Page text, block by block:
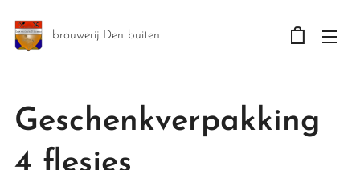
brouwerij Den buiten
Geschenkverpakking
4 flesjes